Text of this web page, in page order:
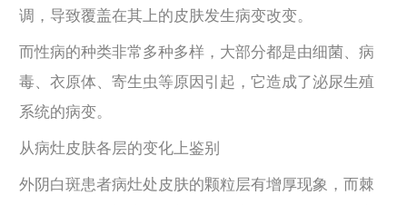
调，导致覆盖在其上的皮肤发生病变改变。
而性病的种类非常多种多样，大部分都是由细菌、病
毒、衣原体、寄生虫等原因引起，它造成了泌尿生殖
系统的病变。
从病灶皮肤各层的变化上鉴别
外阴白斑患者病灶处皮肤的颗粒层有增厚现象，而棘